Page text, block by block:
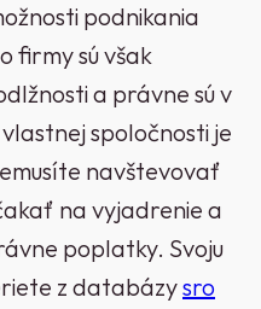
podnikania
firmy sú však
a právne sú v
spoločnosti je
navštevovať
na vyjadrenie a
poplatky. Svoju
z databázysro